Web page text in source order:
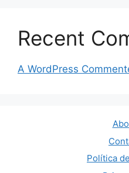
Recent
A WordPress
Política